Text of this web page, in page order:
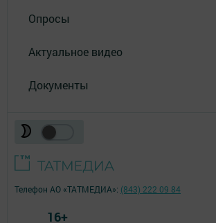
Опросы
Актуальное видео
Документы
Телефон АО «ТАТМЕДИА»: (843) 222 09 84
16+